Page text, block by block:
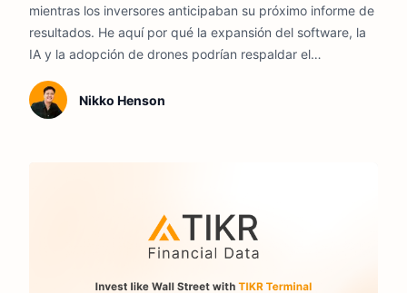
mientras los inversores anticipaban su próximo informe de
resultados. He aquí por qué la expansión del software, la
IA y la adopción de drones podrían respaldar el
Nikko Henson